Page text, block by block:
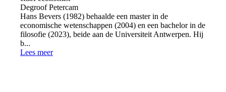
Degroof Petercam
Hans Bevers (1982) behaalde een master in de
economische wetenschappen (2004) en een bachelor in de
filosofie (2023), beide aan de Universiteit Antwerpen. Hij
b...
Lees meer